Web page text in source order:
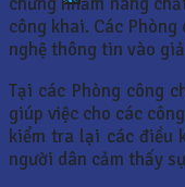
công khai. Các
nghệ thông tin vào
Tại các Phòng công
giúp việc cho các
kiểm tra lại các điều
người dân cảm thấy